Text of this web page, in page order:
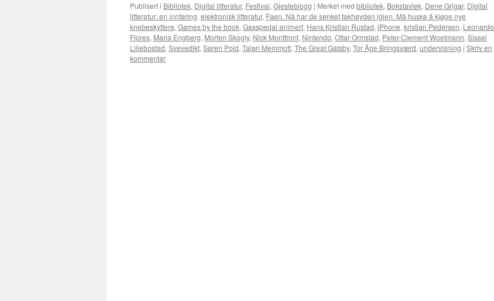
Publisert i Bibliotek, Digital litteratur, Festival, Gjesteblogg | Merket med bibliotek, Bokstavlek, Dene Grigar, Digital
litteratur: en innføring, elektronisk litteratur, Faen. Nå har de senket takhøyden igjen. Må huske å kjøpe nye
knebeskyttere, Games by the book, Gasspedal animert, Hans Kristian Rustad, iPhone, kristian Pedersen, Leonardo
Flores, Maria Engberg, Morten Skogly, Nick Montfront, Nintendo, Ottar Ormstad, Peter-Clement Woetmann, Sissel
Lillebostad, Svevedikt, Søren Pold, Talan Memmott, The Great Gatsby, Tor Åge Bringsværd, undervisning | Skriv en
kommentar